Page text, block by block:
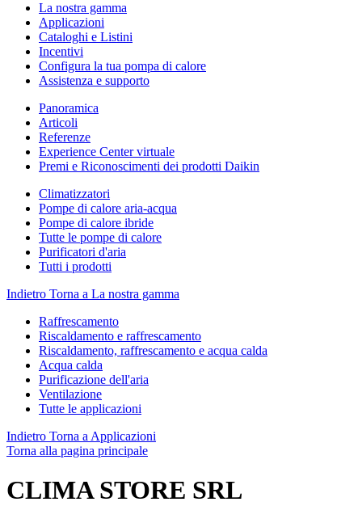
La nostra gamma
Applicazioni
Cataloghi e Listini
Incentivi
Configura la tua pompa di calore
Assistenza e supporto
Panoramica
Articoli
Referenze
Experience Center virtuale
Premi e Riconoscimenti dei prodotti Daikin
Climatizzatori
Pompe di calore aria-acqua
Pompe di calore ibride
Tutte le pompe di calore
Purificatori d'aria
Tutti i prodotti
Indietro Torna a La nostra gamma
Raffrescamento
Riscaldamento e raffrescamento
Riscaldamento, raffrescamento e acqua calda
Acqua calda
Purificazione dell'aria
Ventilazione
Tutte le applicazioni
Indietro Torna a Applicazioni
Torna alla pagina principale
CLIMA STORE SRL